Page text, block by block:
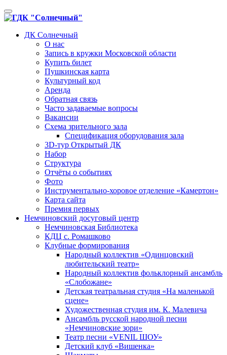
Toggle
navigation
ДК Солнечный
О нас
Запись в кружки Московской области
Купить билет
Пушкинская карта
Культурный код
Аренда
Обратная связь
Часто задаваемые вопросы
Вакансии
Схема зрительного зала
Спецификация оборудования зала
3D-тур Открытый ДК
Набор
Структура
Отчёты о событиях
Фото
Инструментально-хоровое отделение «Камертон»
Карта сайта
Премия первых
Немчиновский досуговый центр
Немчиновская Библиотека
КДЦ с. Ромашково
Клубные формирования
Народный коллектив «Одинцовский
любительский театр»
Народный коллектив фольклорный ансамбль
«Слобожане»
Детская театральная студия «На маленькой
сцене»
Художественная студия им. К. Малевича
Ансамбль русской народной песни
«Немчиновские зори»
Театр песни «VENIL ШОУ»
Детский клуб «Вишенка»